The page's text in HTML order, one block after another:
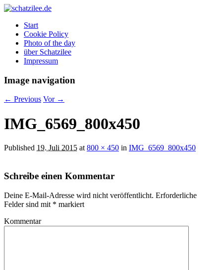
Start
Cookie Policy
Photo of the day
über Schatzilee
Impressum
Image navigation
← Previous Vor →
IMG_6569_800x450
Published 19. Juli 2015 at 800 × 450 in IMG_6569_800x450
Schreibe einen Kommentar
Deine E-Mail-Adresse wird nicht veröffentlicht. Erforderliche
Felder sind mit * markiert
Kommentar